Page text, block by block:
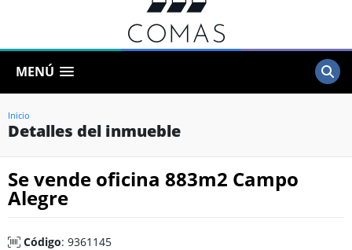
MENÚ
Inicio
Detalles del inmueble
Se vende oficina 883m2 Campo
Alegre
Código: 9361145